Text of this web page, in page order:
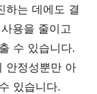
하는 데에도 결
용을 줄이고
수 있습니다.
안정성뿐만 아
있습니다.